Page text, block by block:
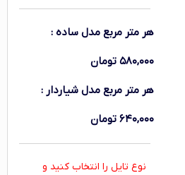
هر متر مربع مدل ساده :
۵۸۰,۰۰۰ تومان
هر متر مربع مدل شیاردار :
۶۴۰,۰۰۰ تومان
نوع تایل را انتخاب کنید و